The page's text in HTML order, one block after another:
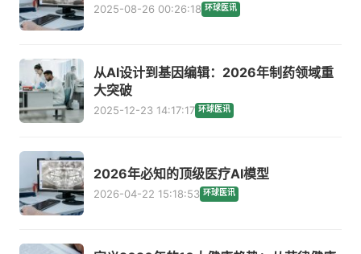
2025-08-26 00:26:18 环球医讯
从AI设计到基因编辑：2026年制药领域重
大突破
2025-12-23 14:17:17 环球医讯
2026年必知的顶级医疗AI模型
2026-04-22 15:18:53 环球医讯